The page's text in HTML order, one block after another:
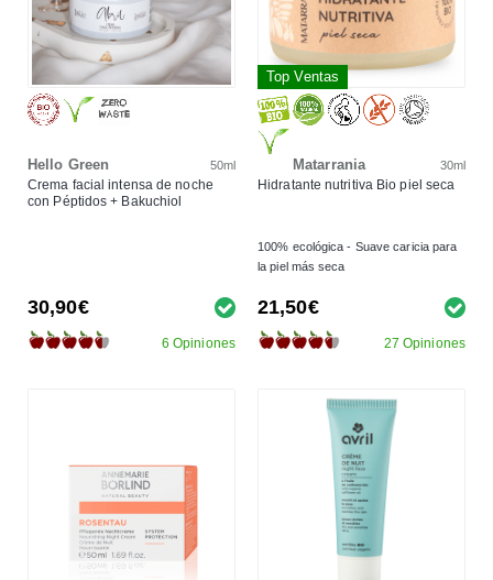
Hello Green 50ml
Crema facial intensa de noche
con Péptidos + Bakuchiol
30,90€
6 Opiniones
Top Ventas
Matarrania 30ml
Hidratante nutritiva Bio piel seca
100% ecológica - Suave caricia para
la piel más seca
21,50€
27 Opiniones